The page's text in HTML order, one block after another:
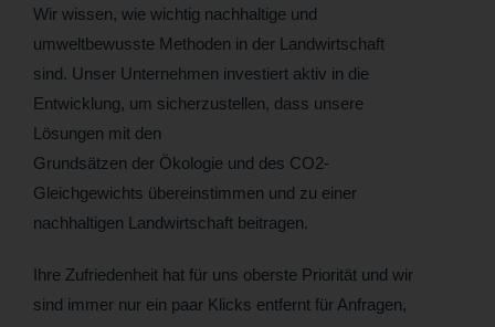
Wir wissen, wie wichtig nachhaltige und
umweltbewusste Methoden in der Landwirtschaft
sind. Unser Unternehmen investiert aktiv in die
Entwicklung, um sicherzustellen, dass unsere
Lösungen mit den
Grundsätzen der Ökologie und des CO2-
Gleichgewichts übereinstimmen und zu einer
nachhaltigen Landwirtschaft beitragen.
Ihre Zufriedenheit hat für uns oberste Priorität und wir
sind immer nur ein paar Klicks entfernt für Anfragen,